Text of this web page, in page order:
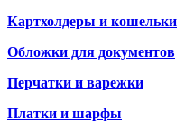
Картхолдеры и кошельки
Обложки для документов
Перчатки и варежки
Платки и шарфы